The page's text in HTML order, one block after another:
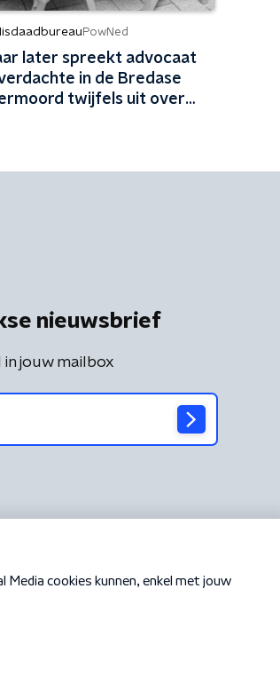
PowNed
later spreekt advocaat
in de Bredase
twijfels uit over
nieuwsbrief
in jouw mailbox